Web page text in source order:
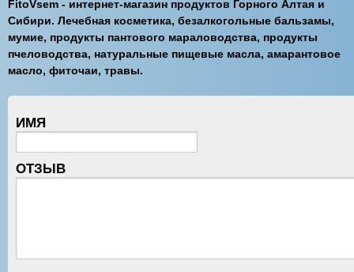
FitoVsem - интернет-магазин продуктов Горного Алтая и
Сибири. Лечебная косметика, безалкогольные бальзамы,
мумие, продукты пантового мараловодства, продукты
пчеловодства, натуральные пищевые масла, амарантовое
масло, фиточаи, травы.
ИМЯ
ОТЗЫВ